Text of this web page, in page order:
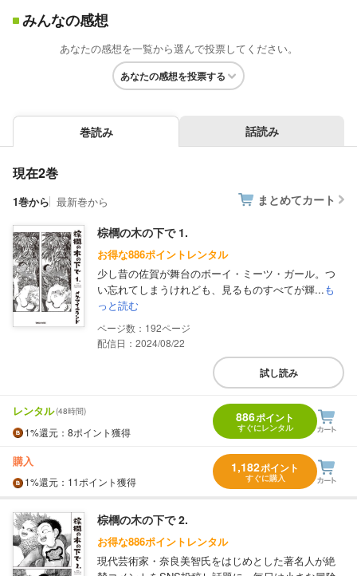
みんなの感想
あなたの感想を一覧から選んで投票してください。
あなたの感想を投票する
巻読み 話読み
現在2巻
1巻から 最新巻から まとめてカート
棕櫚の木の下で 1.
お得な886ポイントレンタル
少し昔の佐賀が舞台のボーイ・ミーツ・ガール。つ
い忘れてしまうけれども、見るものすべてが輝...も
っと読む
192
配信日：2024/08/22
試し読み
レンタル(48時間)
1%還元 ：8ポイント獲得
886ポイント
すぐにレンタル
購入
1%還元 ：11ポイント獲得
1,182ポイント
すぐに購入
棕櫚の木の下で 2.
お得な886ポイントレンタル
現代芸術家・奈良美智氏をはじめとした著名人が絶